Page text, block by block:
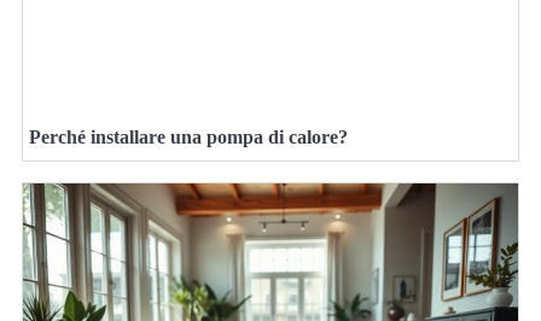
Perché installare una pompa di calore?